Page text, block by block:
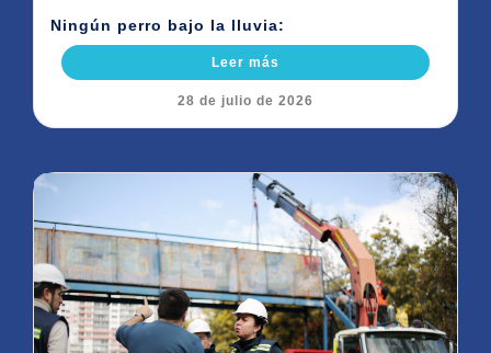
Ningún perro bajo la lluvia:
Leer más
28 de julio de 2026